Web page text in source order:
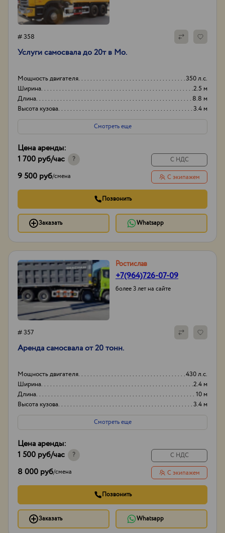
# 358
Услуги самосвала до 20т в Мо.
Мощность двигателя
350 л.с.
Ширина
2.5 м
Длина
8.8 м
Высота кузова
3.4 м
Смотреть еще
Цена аренды:
1 700 руб/час ?
9 500 руб/смена
С НДС
С экипажем
Позвонить
Заказать Whatsapp
Ростислав
+7(964)726-07-09
более 3 лет на сайте
# 357
Аренда самосвала от 20 тонн.
Мощность двигателя
430 л.с.
Ширина
2.4 м
Длина
10 м
Высота кузова
3.4 м
Смотреть еще
Цена аренды:
1 500 руб/час ?
8 000 руб/смена
С НДС
С экипажем
Позвонить
Заказать Whatsapp